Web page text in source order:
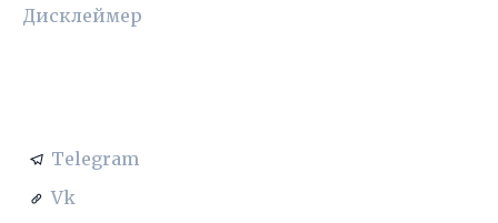
Дисклеймер
Telegram
Vk